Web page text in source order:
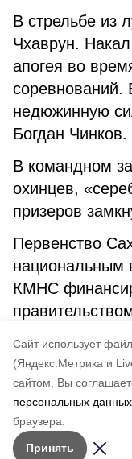
Cайт использует
(Яндекс.Метрика и
сайтом, Вы
персональных данных
браузера.
Принять
В стрельбе из
Чхаврун.
апогея во
соревнований.
недюжинную
Богдан Чинков.
В командном
охинцев,
призеров
Первенство
национальным
КМНС
первенства.
по
5